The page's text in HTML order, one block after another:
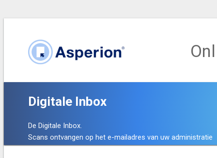
Digitale Inbox
De Digitale Inbox.
Scans ontvangen op het e-mailadres van uw administratie